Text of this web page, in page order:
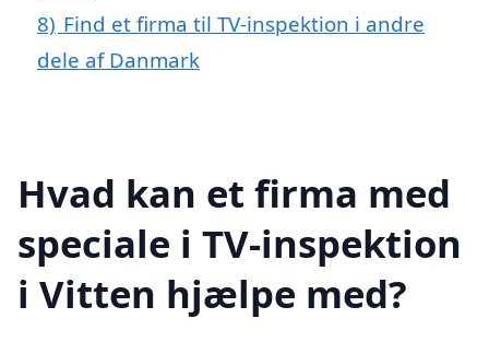
8) Find et firma til TV-inspektion i andre
dele af Danmark
Hvad kan et firma med
speciale i TV-inspektion
i Vitten hjælpe med?